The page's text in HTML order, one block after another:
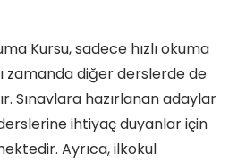
Kursu, sadece hızlı okuma
zamanda diğer derslerde de
Sınavlara hazırlanan adaylar
ihtiyaç duyanlar için
Ayrıca, ilkokul